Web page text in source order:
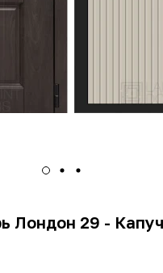
Лондон 29 -